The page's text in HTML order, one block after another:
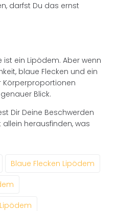
darfst Du das ernst
ein Lipödem. Aber wenn
blaue Flecken und ein
Körperproportionen
Blick.
Dir Deine Beschwerden
herausfinden, was
Blaue Flecken Lipödem
Lipödem